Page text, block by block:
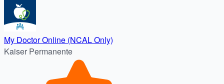
My Doctor Online (NCAL Only)
Kaiser Permanente